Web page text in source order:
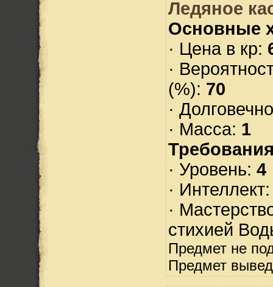
Ледяное
Основные
· Цена в кр:
·
(%): 70
·
· Масса: 1
· Уровень: 4
·
·
стихией
Предмет не
Предмет